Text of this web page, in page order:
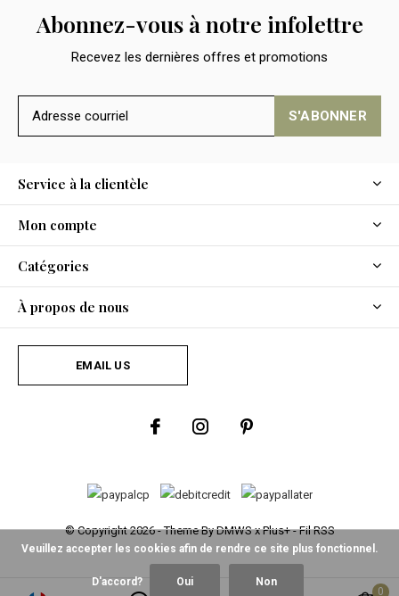
Abonnez-vous à notre infolettre
Recevez les dernières offres et promotions
S'ABONNER
Service à la clientèle
Mon compte
Catégories
À propos de nous
EMAIL US
© Copyright2026- Theme ByDMWSxPlus+-Fil RSS
0
Veuillez accepter les cookies afin de rendre ce site plus fonctionnel.
D'accord? Oui Non